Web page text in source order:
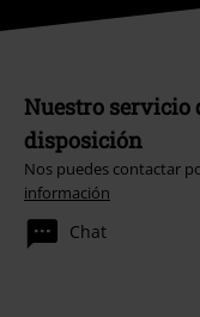
Nuestro servicio
disposición
Nos puedes contactar
información
Chat